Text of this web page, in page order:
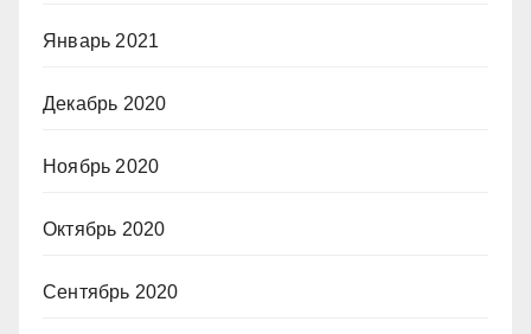
Январь 2021
Декабрь 2020
Ноябрь 2020
Октябрь 2020
Сентябрь 2020